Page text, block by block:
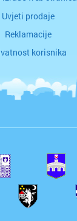
Uvjeti prodaje
Reklamacije
korisnika